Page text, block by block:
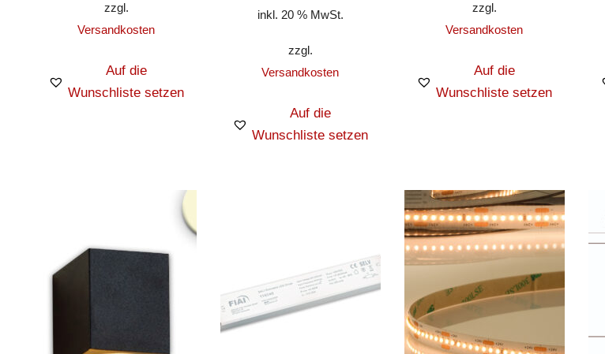
zzgl.
Versandkosten
Auf die
Wunschliste setzen
inkl. 20 % MwSt.
zzgl.
Versandkosten
Auf die
Wunschliste setzen
zzgl.
Versandkosten
Auf die
Wunschliste setzen